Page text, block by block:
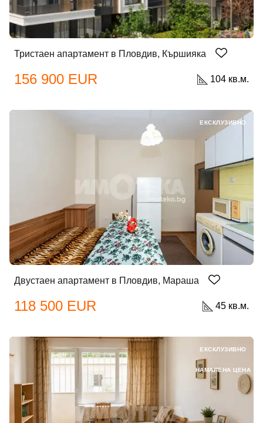
Тристаен апартамент в Пловдив, Кършияка
156 900 EUR 104 кв.м.
Двустаен апартамент в Пловдив, Мараша
118 500 EUR 45 кв.м.
ЕКСКЛУЗИВНО
ЕКСКЛУЗИВНО
НАМАЛЕНА ЦЕНА